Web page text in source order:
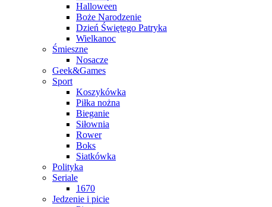
Halloween
Boże Narodzenie
Dzień Świętego Patryka
Wielkanoc
Śmieszne
Nosacze
Geek&Games
Sport
Koszykówka
Piłka nożna
Bieganie
Siłownia
Rower
Boks
Siatkówka
Polityka
Seriale
1670
Jedzenie i picie